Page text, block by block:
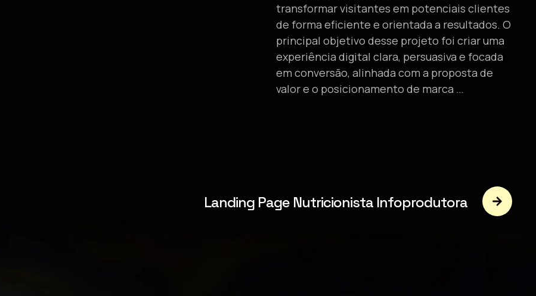
transformar visitantes em potenciais clientes
de forma eficiente e orientada a resultados. O
principal objetivo desse projeto foi criar uma
experiência digital clara, persuasiva e focada
em conversão, alinhada com a proposta de
valor e o posicionamento de marca …
Landing Page Nutricionista Infoprodutora